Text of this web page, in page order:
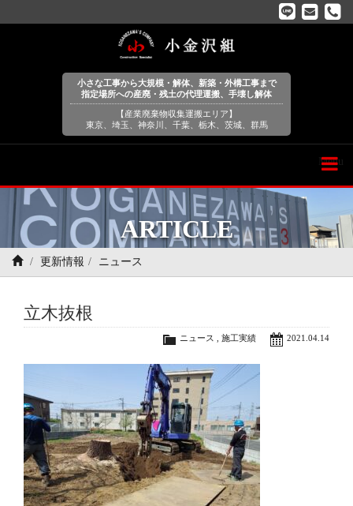
小さな工事から大規模・解体、新築・外構工事まで
指定場所への産廃・残土の代理運搬、手壊し解体
【産業廃棄物収集運搬エリア】
東京、埼玉、神奈川、千葉、栃木、茨城、群馬
Menu
ARTICLE
更新情報 ニュース
立木抜根
2021.04.14
ニュース 施工実績